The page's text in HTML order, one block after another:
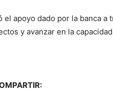
el apoyo dado por la banca a
y avanzar en la